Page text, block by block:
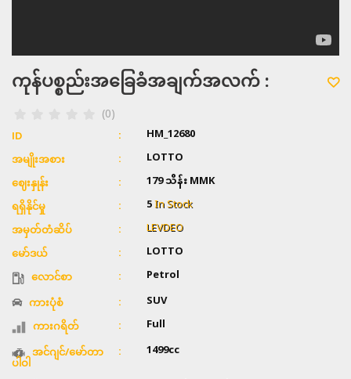
ကုန်ပစ္စည်းအခြေခံအချက်အလက် :
(0)
ID HM_12680
အမျိုးအစား LOTTO
ဈေးနှုန်း 179 သိန်းMMK
ရရှိနိုင်မှု 5In Stock
အမှတ်တံဆိပ် LEVDEO
မော်ဒယ် LOTTO
လောင်စာ Petrol
ကားပုံစံ SUV
ကားဂရိတ် Full
အင်ဂျင်/မော်တာ
ပါဝါ
1499cc